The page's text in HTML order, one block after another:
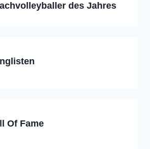
des Jahres
Of Fame